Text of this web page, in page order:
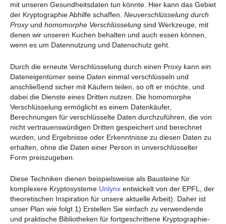
mit unseren Gesundheitsdaten tun könnte. Hier kann das Gebiet
der Kryptographie Abhilfe schaffen. Neuverschlüsselung durch
Proxyund homomorphe Verschlüsselung sind Werkzeuge, mit
denen wir unseren Kuchen behalten und auch essen können,
wenn es um Datennutzung und Datenschutz geht.
Durch die erneute Verschlüsselung durch einen Proxy kann ein
Dateneigentümer seine Daten einmal verschlüsseln und
anschließend sicher mit Käufern teilen, so oft er möchte, und
dabei die Dienste eines Dritten nutzen. Die homomorphe
Verschlüsselung ermöglicht es einem Datenkäufer,
Berechnungen für verschlüsselte Daten durchzuführen, die von
nicht vertrauenswürdigen Dritten gespeichert und berechnet
wurden, und Ergebnisse oder Erkenntnisse zu diesen Daten zu
erhalten, ohne die Daten einer Person in unverschlüsselter
Form preiszugeben.
Diese Techniken dienen beispielsweise als Bausteine für
komplexere Kryptosysteme Unlynx entwickelt von der EPFL, der
theoretischen Inspiration für unsere aktuelle Arbeit). Daher ist
unser Plan wie folgt 1) Erstellen Sie einfach zu verwendende
und praktische Bibliotheken für fortgeschrittene Kryptographie-